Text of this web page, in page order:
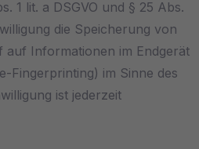
1 lit. a DSGVO und § 25 Abs.
die Speicherung von
auf Informationen im Endgerät
Fingerprinting) im Sinne des
ist jederzeit